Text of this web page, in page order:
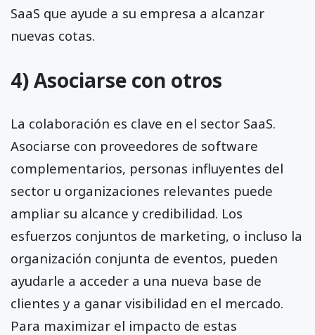
SaaS que ayude a su empresa a alcanzar
nuevas cotas.
4) Asociarse con otros
La colaboración es clave en el sector SaaS.
Asociarse con proveedores de software
complementarios, personas influyentes del
sector u organizaciones relevantes puede
ampliar su alcance y credibilidad. Los
esfuerzos conjuntos de marketing, o incluso la
organización conjunta de eventos, pueden
ayudarle a acceder a una nueva base de
clientes y a ganar visibilidad en el mercado.
Para maximizar el impacto de estas